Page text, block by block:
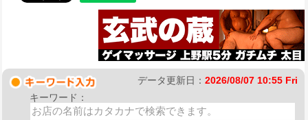
データ更新日： 2026/08/07 10:55 Fri
キーワード：